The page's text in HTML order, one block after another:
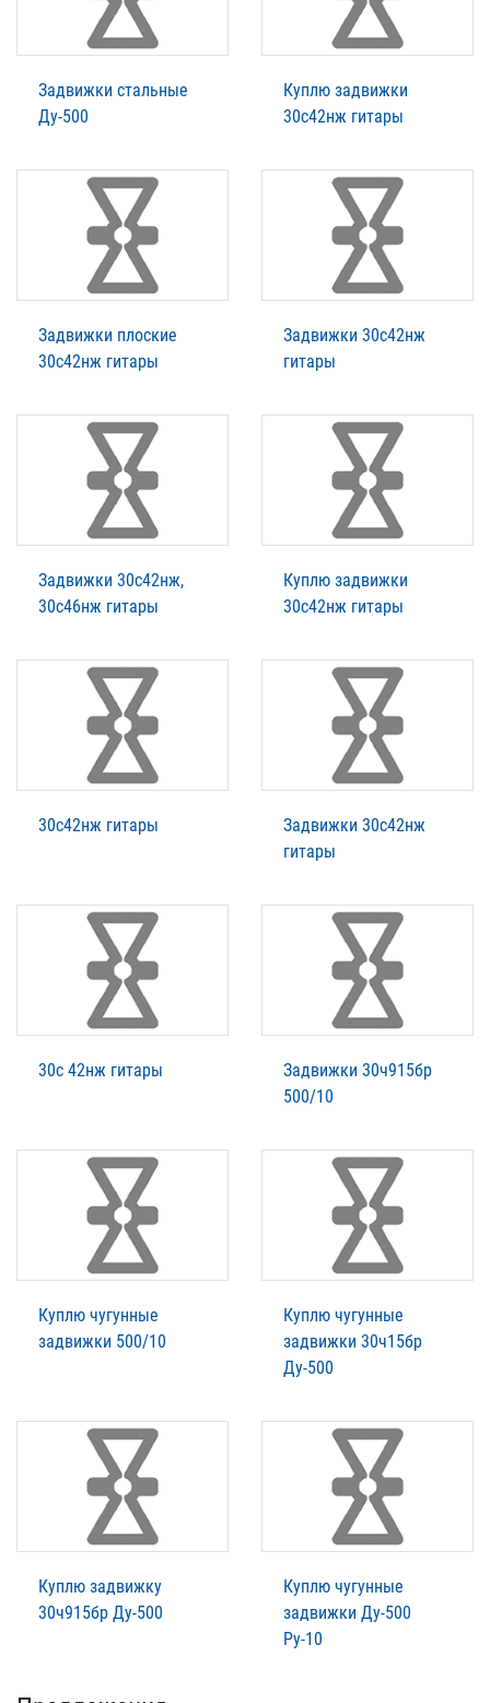
Задвижки стальные
Ду-500
Куплю задвижки
30с42нж гитары
Задвижки плоские
30с42нж гитары
Задвижки 30с42нж
гитары
Задвижки 30с42нж,
30с46нж гитары
Куплю задвижки
30с42нж гитары
30с42нж гитары
Задвижки 30с42нж
гитары
30с 42нж гитары
Задвижки 30ч915бр
500/10
Куплю чугунные
задвижки 500/10
Куплю чугунные
задвижки 30ч15бр
Ду-500
Куплю задвижку
30ч915бр Ду-500
Куплю чугунные
задвижки Ду-500
Ру-10